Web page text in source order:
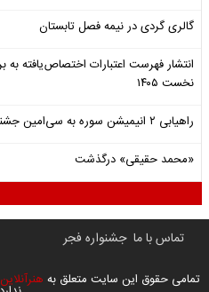
گالری گردی در نیمه فصل تابستان
نخست ۱۴۰۵
راهیابی ۲ انیمیشن سوره به سی‌امین جشنواره فیلم رود آیلند
«محمد حقیقی» درگذشت
تماس با ما جشنواره فجر
تمامی حقوق این سایت متعلق به هنرآنلاین